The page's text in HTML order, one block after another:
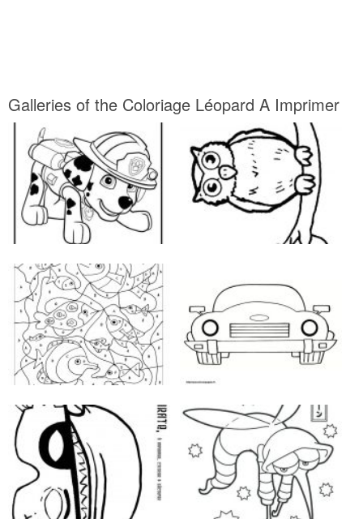
Galleries of the Coloriage Léopard A Imprimer